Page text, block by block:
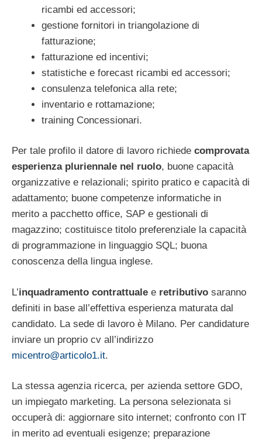
ricambi ed accessori;
gestione fornitori in triangolazione di
fatturazione;
fatturazione ed incentivi;
statistiche e forecast ricambi ed accessori;
consulenza telefonica alla rete;
inventario e rottamazione;
training Concessionari.
Per tale profilo il datore di lavoro richiede comprovata
esperienza pluriennale nel ruolo, buone capacità
organizzative e relazionali; spirito pratico e capacità di
adattamento; buone competenze informatiche in
merito a pacchetto office, SAP e gestionali di
magazzino; costituisce titolo preferenziale la capacità
di programmazione in linguaggio SQL; buona
conoscenza della lingua inglese.
L’inquadramento contrattuale e retributivo saranno
definiti in base all’effettiva esperienza maturata dal
candidato. La sede di lavoro è Milano. Per candidature
inviare un proprio cv all’indirizzo
micentro@articolo1.it.
La stessa agenzia ricerca, per azienda settore GDO,
un impiegato marketing. La persona selezionata si
occuperà di: aggiornare sito internet; confronto con IT
in merito ad eventuali esigenze; preparazione